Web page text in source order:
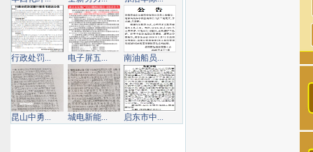
行政处罚... 电子屏五... 南油船员...
昆山中勇... 城电新能... 启东市中...